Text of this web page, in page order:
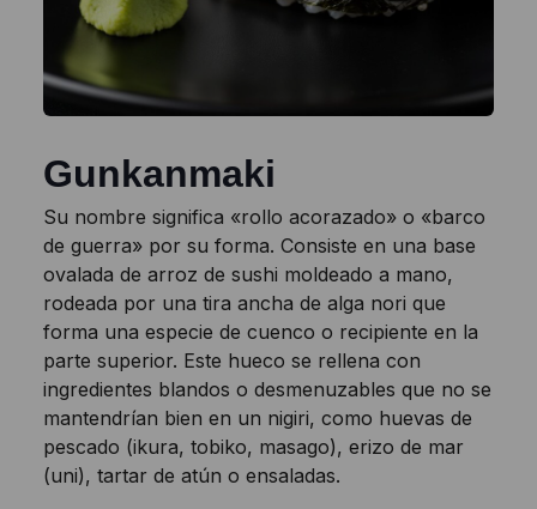
Gunkanmaki
Su nombre significa «rollo acorazado» o «barco
de guerra» por su forma. Consiste en una base
ovalada de arroz de sushi moldeado a mano,
rodeada por una tira ancha de alga nori que
forma una especie de cuenco o recipiente en la
parte superior. Este hueco se rellena con
ingredientes blandos o desmenuzables que no se
mantendrían bien en un nigiri, como huevas de
pescado (ikura, tobiko, masago), erizo de mar
(uni), tartar de atún o ensaladas.